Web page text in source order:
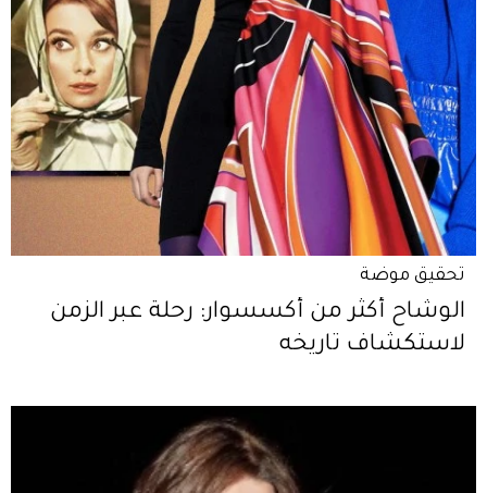
تحقيق موضة
الوشاح أكثر من أكسسوار: رحلة عبر الزمن
لاستكشاف تاريخه